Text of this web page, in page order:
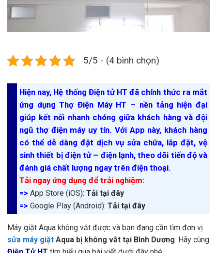
5/5 - (4 bình chọn)
Hiện nay, Hệ thống Điện tử HT đã chính thức ra mắt
ứng dụng Thợ Điện Máy HT – nền tảng hiện đại
giúp kết nối nhanh chóng giữa khách hàng và đội
ngũ thợ điện máy uy tín. Với App này, khách hàng
có thể dễ dàng đặt dịch vụ sửa chữa, lắp đặt, vệ
sinh thiết bị điện tử – điện lạnh, theo dõi tiến độ và
đánh giá chất lượng ngay trên điện thoại.
Tải ngay ứng dụng để trải nghiệm:
=> App Store (iOS): Tải tại đây
=> Google Play (Android): Tải tại đây
Máy giặt Aqua không vắt được và bạn đang cần tìm đơn vị
sửa máy giặt Aqua bị không vắt tại Bình Dương. Hãy cùng